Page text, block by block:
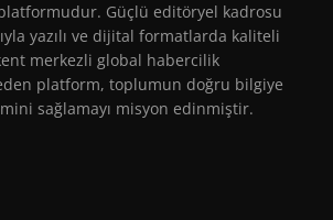
Güçlü editöryel kadrosu
yazılı ve dijital formatlarda kaliteli
merkezli global habercilik
platform, toplumun doğru bilgiye
sağlamayı misyon edinmiştir.